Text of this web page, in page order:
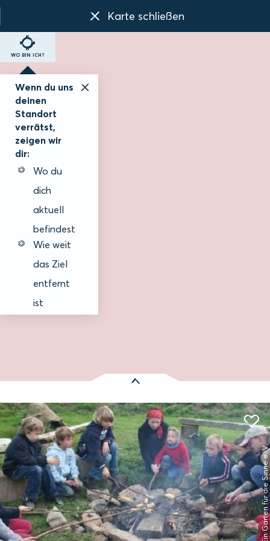
Karte schließen
WO BIN ICH?
Wenn du uns
deinen
Standort
verrätst,
zeigen wir
dir:
Wo du
dich
aktuell
befindest
Wie weit
das Ziel
entfernt
ist
Es wurden1 Treffergefunden:
Bushaltestelle vor Ort
Mit dem Rad erreichbar
Mars Skipper Hof
Kotzenbüll Entfernung anzeigen © Ein Garten für die Sinne e. V.